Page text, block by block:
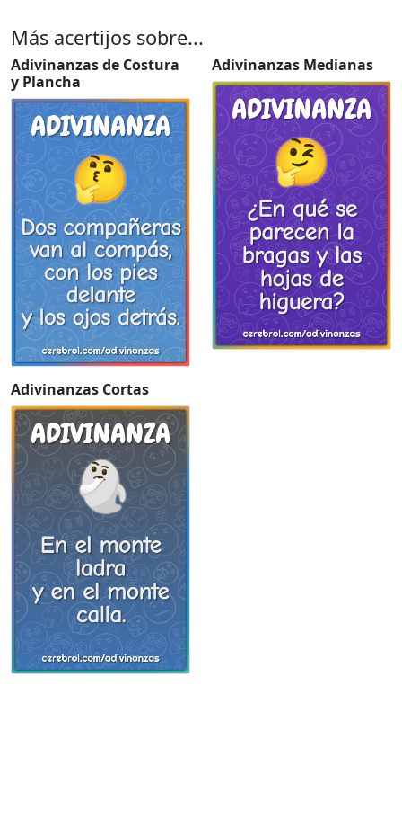
Más acertijos sobre...
Adivinanzas de Costura
y Plancha
Adivinanzas Medianas
Adivinanzas Cortas